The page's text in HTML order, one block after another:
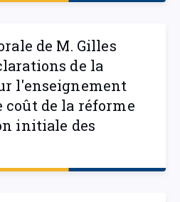
de M. Gilles
de la
l'enseignement
de la réforme
initiale des